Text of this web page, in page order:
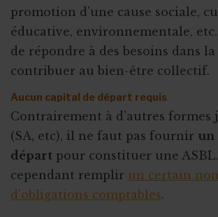
promotion d'une cause sociale,
éducative, environnementale,
de répondre à des besoins dans
contribuer au bien-être collectif.
Aucun capital de départ requis
Contrairement à d’autres formes
(SA, etc), il ne faut pas fournir un
départ pour constituer une
cependant remplir un certain
d'obligations comptables.